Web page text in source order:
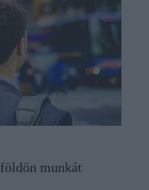
munkát